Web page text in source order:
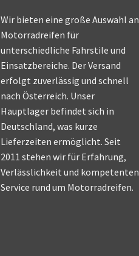
Wir bieten eine große Auswahl an
Motorradreifen für
unterschiedliche Fahrstile und
Einsatzbereiche. Der Versand
erfolgt zuverlässig und schnell
nach Österreich. Unser
Hauptlager befindet sich in
Deutschland, was kurze
Lieferzeiten ermöglicht. Seit
2011 stehen wir für Erfahrung,
Verlässlichkeit und kompetenten
Service rund um Motorradreifen.